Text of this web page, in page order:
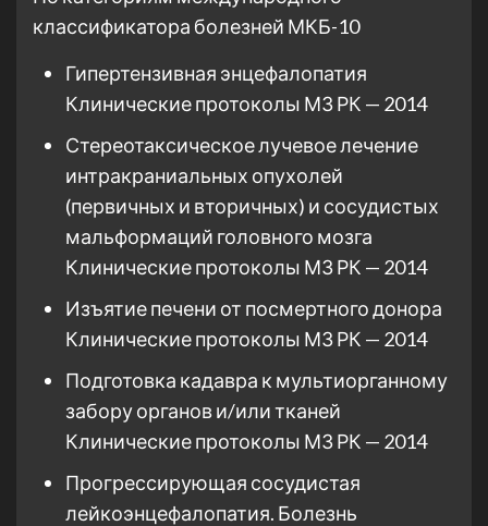
классификатора болезней МКБ-10
Гипертензивная энцефалопатия
Клинические протоколы МЗ РК — 2014
Стереотаксическое лучевое лечение
интракраниальных опухолей
(первичных и вторичных) и сосудистых
мальформаций головного мозга
Клинические протоколы МЗ РК — 2014
Изъятие печени от посмертного донора
Клинические протоколы МЗ РК — 2014
Подготовка кадавра к мультиорганному
забору органов и/или тканей
Клинические протоколы МЗ РК — 2014
Прогрессирующая сосудистая
лейкоэнцефалопатия. Болезнь